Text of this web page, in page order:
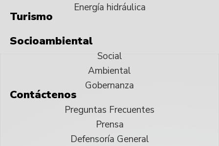
Energía hidráulica
Turismo
Socioambiental
Social
Ambiental
Gobernanza
Contáctenos
Preguntas Frecuentes
Prensa
Defensoría General